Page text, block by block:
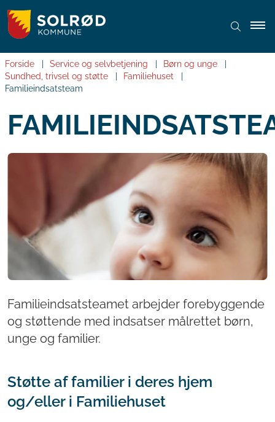
Forside Service og selvbetjening
Børn og unge
Sundhed, trivsel og støtte
Familiehuset
Familieindsatsteam
Familieindsatsteamet arbejder forebyggende
og støttende med indsatser målrettet børn,
unge og familier.
Støtte af familier i deres hjem
og/eller i Familiehuset